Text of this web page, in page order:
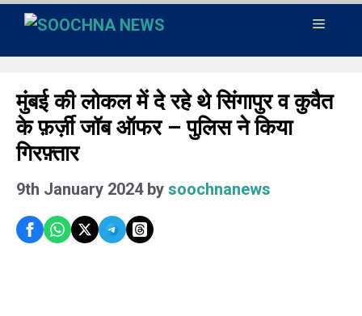
Skip
content
Menu
मुंबई की लोकल में दे रहे थे सिंगापुर व कुवैत
के फ़र्ज़ी जॉब ऑफर – पुलिस ने किया
गिरफ़्तार
9th January 2024 by soochnanews